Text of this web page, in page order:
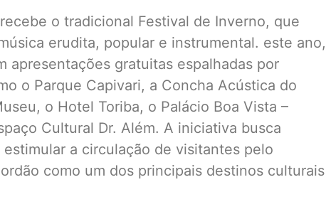
o tradicional Festival de Inverno, que
erudita, popular e instrumental. este ano,
apresentações gratuitas espalhadas por
o Parque Capivari, a Concha Acústica do
o Hotel Toriba, o Palácio Boa Vista –
Cultural Dr. Além. A iniciativa busca
a circulação de visitantes pelo
como um dos principais destinos culturais